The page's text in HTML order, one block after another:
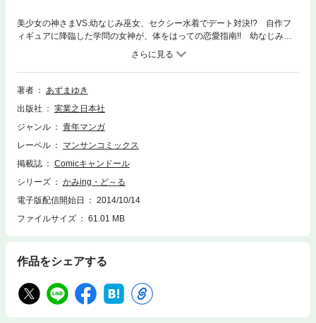
美少女の神さまVS.幼なじみ巫女、セクシー水着でデート対決!? 自作フ
ィギュアに降臨した学問の女神が、体をはっての恋愛指南!! 幼なじみの
鏡奈月に想いを寄せる雨宮龍太郎。しかし、同級生の二ノ宮が奈月に告白
を!! 悶々とする龍太郎だが、恋愛成就の手助けをするハメになった神さ
ま・椿のアドバイスで奈月との放課後デートが実現。手作りヘアピンを渡
したり、電車でのチカン退治などで、奈月と急接近!! そんなとき、突
たい一心である行動に出て……。あずまゆきの大人気シリーズ、波乱を呼
ぶ第2弾!
著者
あずまゆき
出版社
実業之日本社
ジャンル
青年マンガ
レーベル
マンサンコミックス
掲載誌
Comicキャンドール
シリーズ
かみing・ど～る
電子版配信開始日
2014/10/14
ファイルサイズ
61.01 MB
作品をシェアする